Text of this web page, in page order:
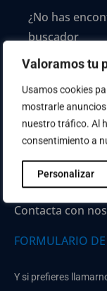
Valoramos tu
Usamos cookies
mostrarle
nuestro tráfico. Al
consentimiento a
Personalizar
¿No has
buscador
Contacta con
FORMULARIO
Y si prefieres